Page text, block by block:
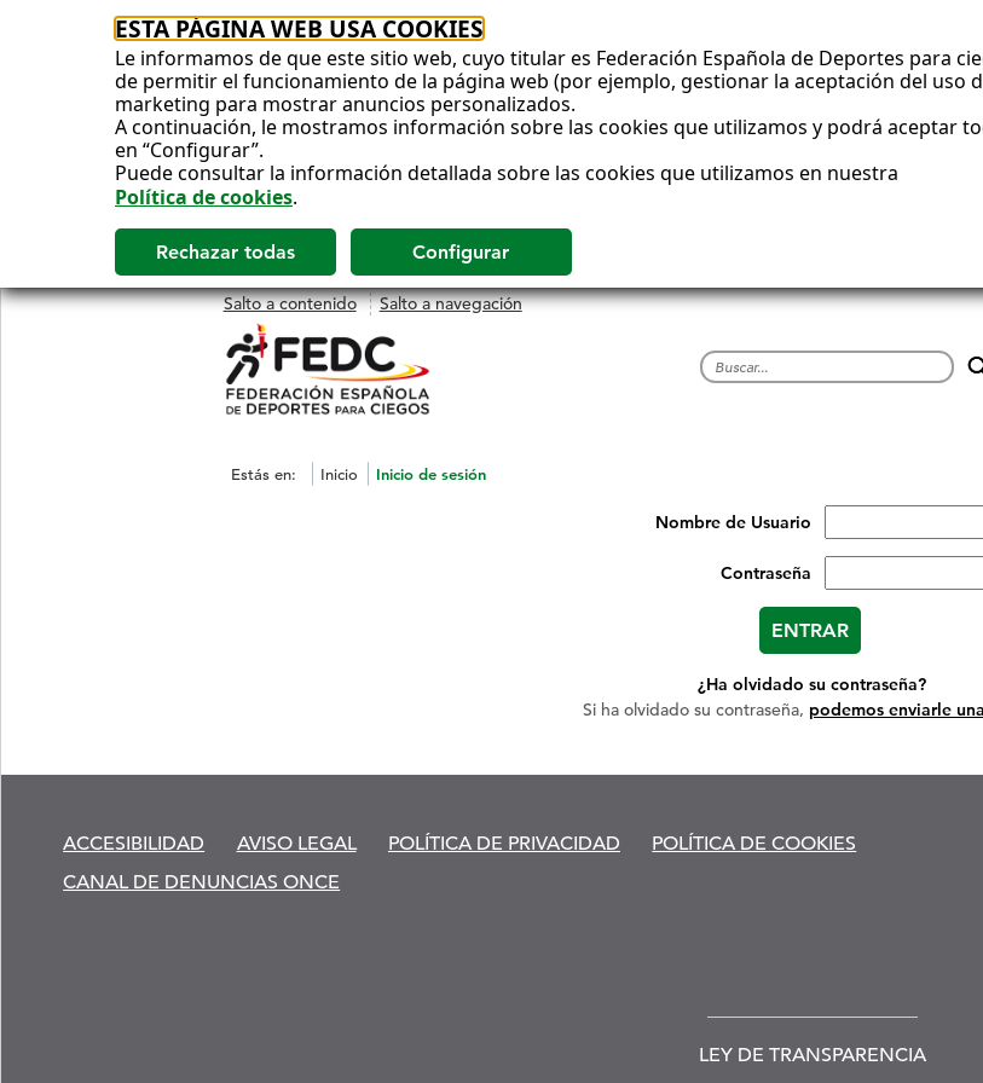
ESTA PÁGINA WEB USA COOKIES
Le informamos de que este sitio web, cuyo titular es Federación Española de Deportes para
de permitir el funcionamiento de la página web (por ejemplo, gestionar la aceptación del uso
marketing para mostrar anuncios personalizados.
A continuación, le mostramos información sobre las cookies que utilizamos y podrá aceptar
en “Configurar”.
Puede consultar la información detallada sobre las cookies que utilizamos en nuestra
Política de cookies.
Salto a contenido Salto a navegación
Buscar
Estás en: Inicio Inicio de sesión
Nombre de Usuario
Contraseña
¿Ha olvidado su contraseña?
Si ha olvidado su contraseña, podemos enviarle
ACCESIBILIDAD AVISO LEGAL POLÍTICA DE PRIVACIDAD
POLÍTICA DE COOKIES
CANAL DE DENUNCIAS ONCE
LEY DE TRANSPARENCIA